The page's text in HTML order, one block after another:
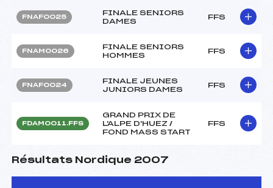
FNAF0025
FINALE SENIORS
DAMES
FFS
FNAM0026
FINALE SENIORS
HOMMES
FFS
FNAF0024
FINALE JEUNES
JUNIORS DAMES
FFS
FDAM0011.FFS
GRAND PRIX DE
L'ALPE D'HUEZ /
FOND MASS START
FFS
Résultats Nordique 2007